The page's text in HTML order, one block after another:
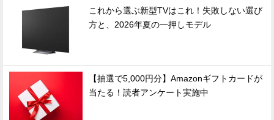
これから選ぶ新型TVはこれ！失敗しない選び
方と、2026年夏の一押しモデル
【抽選で5,000円分】Amazonギフトカードが
当たる！読者アンケート実施中